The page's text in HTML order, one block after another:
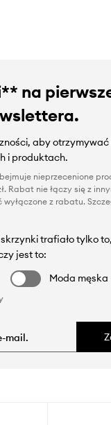
na
aby
i produktach.
nieprzecenione
Rabat nie łączy się z
z rabatu.
trafiało tylko
jest to:
Moda męska